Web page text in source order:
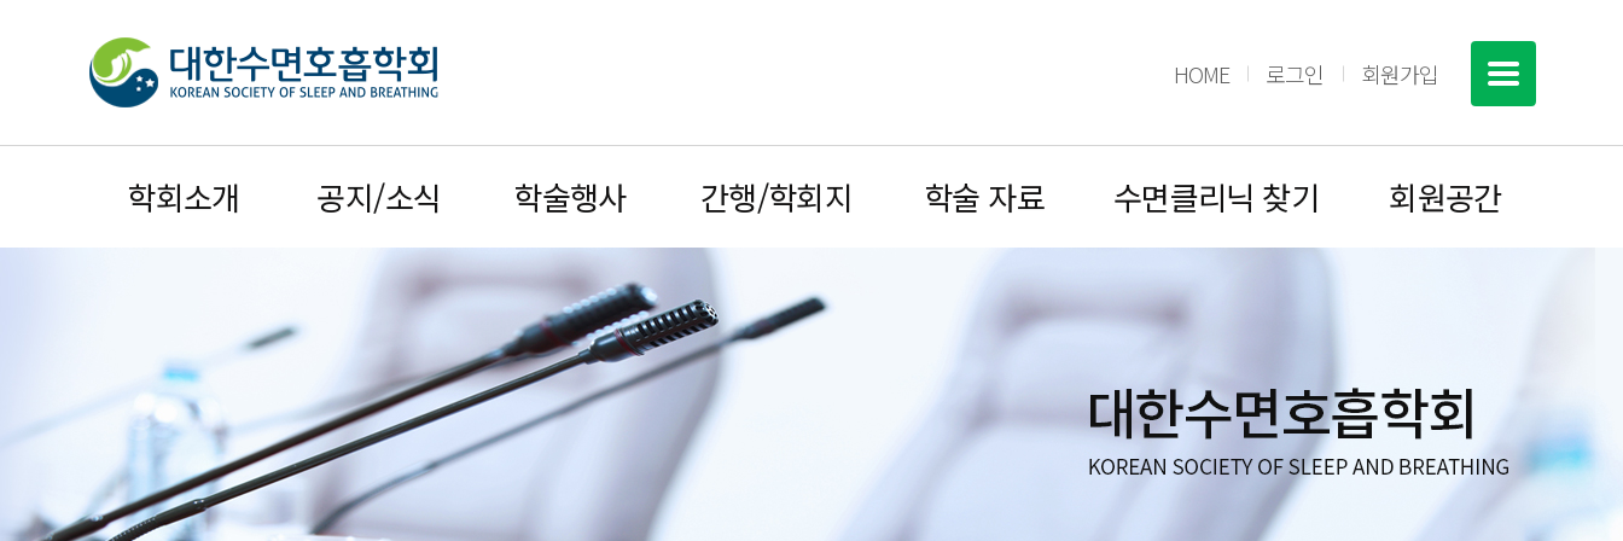
HOME 로그인 회원가입
학회소개 공지/소식 학술행사 간행/학회지 학술 자료 수면클리닉 찾기 회원공간